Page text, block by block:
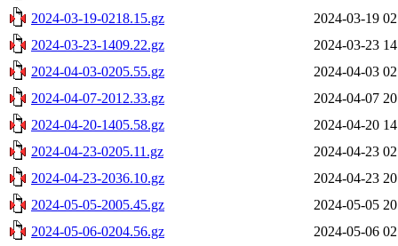
2024-03-19-0218.15.gz
2024-03-19
2024-03-23-1409.22.gz
2024-03-23
2024-04-03-0205.55.gz
2024-04-03
2024-04-07-2012.33.gz
2024-04-07
2024-04-20-1405.58.gz
2024-04-20
2024-04-23-0205.11.gz
2024-04-23
2024-04-23-2036.10.gz
2024-04-23
2024-05-05-2005.45.gz
2024-05-05
2024-05-06-0204.56.gz
2024-05-06